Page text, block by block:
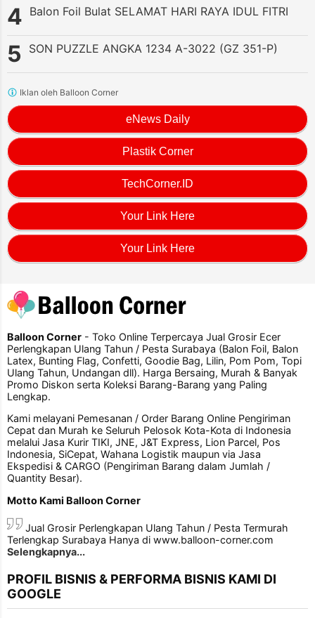
Balon Foil Bulat SELAMAT HARI RAYA IDUL FITRI
SON PUZZLE ANGKA 1234 A-3022 (GZ 351-P)
eNews Daily
Plastik Corner
TechCorner.ID
Your Link Here
Your Link Here
Iklan oleh Balloon Corner
Balloon Corner - Toko Online Terpercaya Jual Grosir Ecer
Perlengkapan Ulang Tahun / Pesta Surabaya (Balon Foil, Balon
Latex, Bunting Flag, Confetti, Goodie Bag, Lilin, Pom Pom, Topi
Ulang Tahun, Undangan dll). Harga Bersaing, Murah & Banyak
Promo Diskon serta Koleksi Barang-Barang yang Paling
Lengkap.
Kami melayani Pemesanan / Order Barang Online Pengiriman
Cepat dan Murah ke Seluruh Pelosok Kota-Kota di Indonesia
melalui Jasa Kurir TIKI, JNE, J&T Express, Lion Parcel, Pos
Indonesia, SiCepat, Wahana Logistik maupun via Jasa
Ekspedisi & CARGO (Pengiriman Barang dalam Jumlah /
Quantity Besar).
Motto Kami Balloon Corner
Jual Grosir Perlengkapan Ulang Tahun / Pesta Termurah
Terlengkap Surabaya Hanya di www.balloon-corner.com
Selengkapnya...
PROFIL BISNIS & PERFORMA BISNIS KAMI DI
GOOGLE